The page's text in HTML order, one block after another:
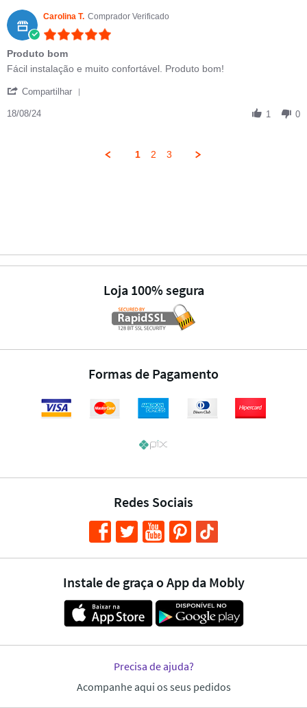
Carolina T. Comprador Verificado
Produto bom
Review by Carolina T. on 18 Aug 2024
review stating Produto bom
Fácil instalação e muito confortável. Produto bom!
Compartilhar
18/08/24 1 0
1 2 3